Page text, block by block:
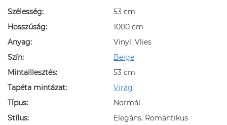
Szélesség:
53 cm
Hosszúság:
1000 cm
Anyag:
Vinyl, Vlies
Szín:
Beige
Mintaillesztés:
53 cm
Tapéta mintázat:
Virág
Típus:
Normál
Stílus:
Elegáns, Romantikus